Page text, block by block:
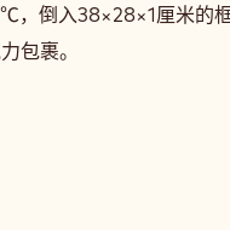
，倒入38×28×1厘米的
包裹。